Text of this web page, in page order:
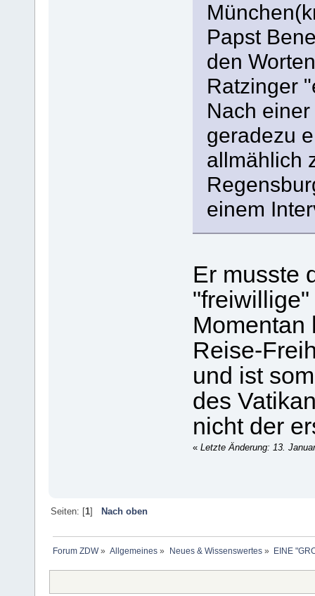
Papst
den
Ratzinger
Nach
geradezu
allmählich
einem
Er musste
Momentan
Reise-
und ist
des
nicht der
« Letzte Änderung: 13.
Seiten: [1] Nach oben
Forum ZDW» Allgemeines » Neues & Wissenswertes» EINE